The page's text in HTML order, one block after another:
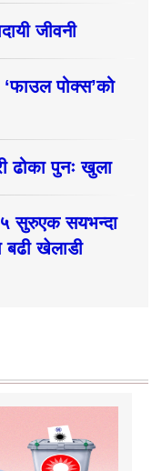
जीवनी
पोक्स’को
ढोका पुनः खुला
सुरुएक सयभन्दा
बढी खेलाडी